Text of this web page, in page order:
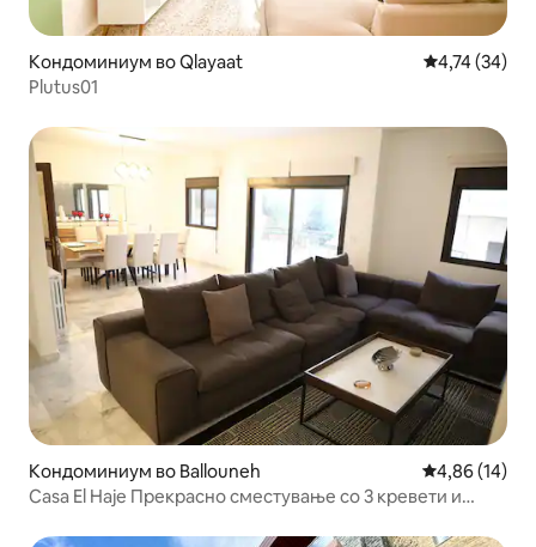
Кондоминиум во Qlayaat Просечна
4,74 (34)
Plutus01
Кондоминиум во Ballouneh Просечна
4,86 (14)
Casa El Haje Прекрасно сместување со 3 кревети и